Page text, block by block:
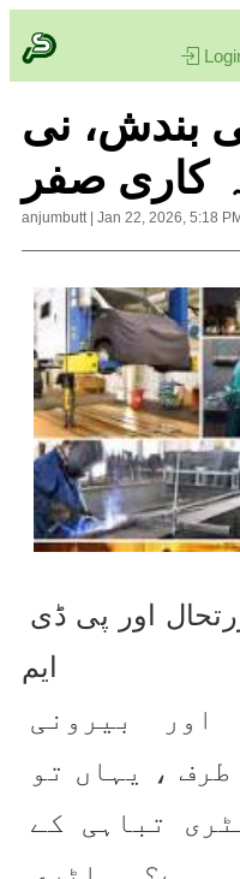
بندش، نی
کاری صفر
anjumbutt| Jan 22, 2026, 5:18 PM
ایم